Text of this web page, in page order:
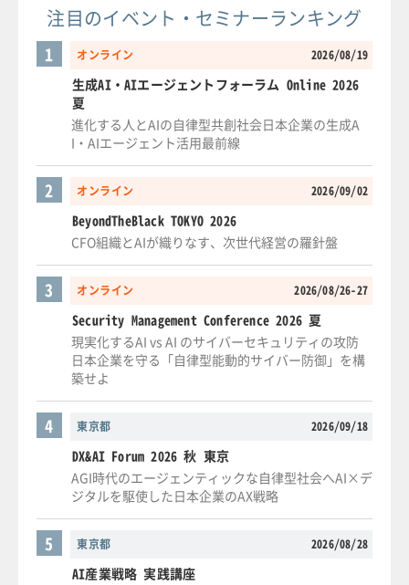
注目のイベント・セミナーランキング
オンライン 2026/08/19
1
生成AI・AIエージェントフォーラム Online 2026
夏
進化する人とAIの自律型共創社会日本企業の生成A
I・AIエージェント活用最前線
オンライン 2026/09/02
2
BeyondTheBlack TOKYO 2026
CFO組織とAIが織りなす、次世代経営の羅針盤
オンライン 2026/08/26-27
3
Security Management Conference 2026 夏
現実化するAI vs AI のサイバーセキュリティの攻防
日本企業を守る「自律型能動的サイバー防御」を構
築せよ
東京都 2026/09/18
4
DX&AI Forum 2026 秋 東京
AGI時代のエージェンティックな自律型社会へAI×デ
ジタルを駆使した日本企業のAX戦略
東京都 2026/08/28
5
AI産業戦略 実践講座